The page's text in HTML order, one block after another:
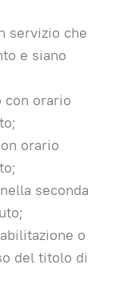
servizio che
e siano
con orario
orario
seconda
o
del titolo di